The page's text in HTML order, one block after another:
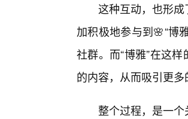
这种互动，也形成
加积极地参与到🌸“博
社群。而“博雅”在这
的内容，从而吸引更多
整个过程，是一